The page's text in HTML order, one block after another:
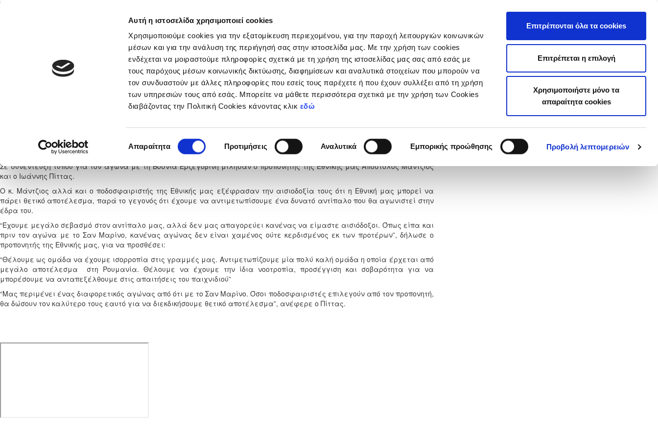
Αυτή η ιστοσελίδα χρησιμοποιεί cookies
Χρησιμοποιούμε cookies για την εξατομίκευση περιεχομένου, για την παροχή λειτουργιών κοινωνικών
μέσων και για την ανάλυση της περιήγησή σας στην ιστοσελίδα μας. Με την χρήση των cookies
ενδέχεται να μοιραστούμε πληροφορίες σχετικά με τη χρήση της ιστοσελίδας μας σας από εσάς με
τους παρόχους μέσων κοινωνικής δικτύωσης, διαφημίσεων και αναλυτικά στοιχείων που μπορούν να
τον συνδυαστούν με άλλες πληροφορίες που εσείς τους παρέχετε ή που έχουν συλλέξει από τη χρήση
των υπηρεσιών τους από εσάς. Μπορείτε να μάθετε περισσότερα σχετικά με την χρήση των Cookies
διαβάζοντας την Πολιτική Cookies κάνοντας κλικ εδώ
συγκατάθεσης
Απαραίτητα Προτιμήσεις Αναλυτικά Εμπορικής προώθησης Προβολή λεπτομερειών
Επιτρέπονται όλα τα cookies
Επιτρέπεται η επιλογή
Χρησιμοποιήστε μόνο τα
απαραίτητα cookies
Νέα & Πληροφορίες Εθνικές Ομάδες Διοργανώσεις
Στατιστικά
Δηλώσεις Μάντζιου και Πίττα για τον αγώνα με τη Βοσνία
Κυριακή, 23 Μαρτίου 2025
Σε συνέντευξη τύπου για τον αγώνα με τη Βοσνία Ερζεγοβίνη μίλησαν ο προπονητής της Εθνικής μας Απόστολος Μάντζιος
και ο Ιωάννης Πίττας.
Ο κ. Μάντζιος αλλά και ο ποδοσφαιριστής της Εθνικής μας εξέφρασαν την αισιοδοξία τους ότι η Εθνική μας μπορεί να
πάρει θετικό αποτέλεσμα, παρά το γεγονός ότι έχουμε να αντιμετωπίσουμε ένα δυνατό αντίπαλο που θα αγωνιστεί στην
έδρα του.
“Έχουμε μεγάλο σεβασμό στον αντίπαλο μας, αλλά δεν μας απαγορεύει κανένας να είμαστε αισιόδοξοι. Όπως είπα και
πριν τον αγώνα με το Σαν Μαρίνο, κανένας αγώνας δεν είναι χαμένος ούτε κερδισμένος εκ των προτέρων”, δήλωσε ο
προπονητής της Εθνικής μας, για να προσθέσει:
“Θέλουμε ως ομάδα να έχουμε ισορροπία στις γραμμές μας. Αντιμετωπίζουμε μία πολύ καλή ομάδα η οποία έρχεται από
μεγάλο αποτέλεσμα στη Ρουμανία. Θέλουμε να έχουμε την ίδια νοοτροπία, προσέγγιση και σοβαρότητα για να
μπορέσουμε να ανταπεξέλθουμε στις απαιτήσεις του παιχνιδιού”
“Μας περιμένει ένας διαφορετικός αγώνας από ότι με το Σαν Μαρίνο. Όσοι ποδοσφαιριστές επιλεγούν από τον προπονητή,
θα δώσουν τον καλύτερο τους εαυτό για να διεκδικήσουμε θετικό αποτέλεσμα”, ανέφερε ο Πίττας.